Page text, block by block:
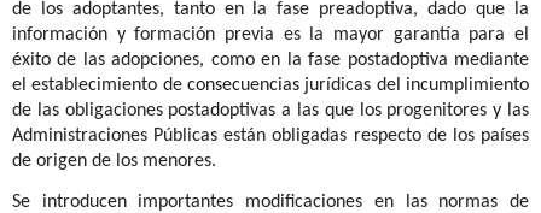
de los adoptantes, tanto en la fase preadoptiva, dado que la
información y formación previa es la mayor garantía para el
éxito de las adopciones, como en la fase postadoptiva mediante
el establecimiento de consecuencias jurídicas del incumplimiento
de las obligaciones postadoptivas a las que los progenitores y las
Administraciones Públicas están obligadas respecto de los países
de origen de los menores.
Se introducen importantes modificaciones en las normas de